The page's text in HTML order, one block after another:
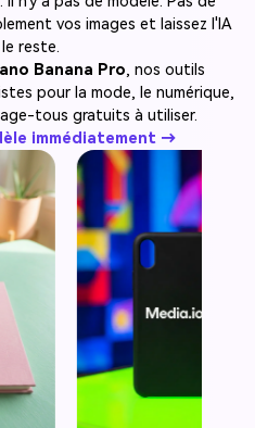
vos images et laissez l'IA
reste.
Banana Pro, nos outils
pour la mode, le numérique,
tous gratuits à utiliser.
immédiatement →